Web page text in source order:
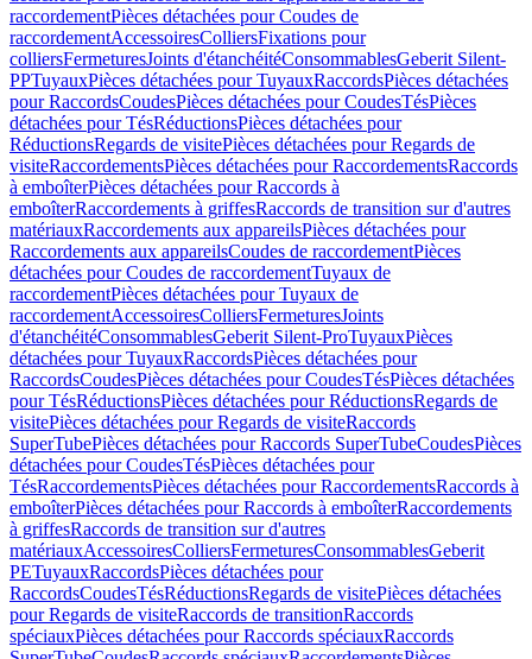
raccordementPièces détachées pour Coudes de
raccordementAccessoiresColliersFixations pour
colliersFermeturesJoints d'étanchéitéConsommablesGeberit Silent-
PPTuyauxPièces détachées pour TuyauxRaccordsPièces détachées
pour RaccordsCoudesPièces détachées pour CoudesTésPièces
détachées pour TésRéductionsPièces détachées pour
RéductionsRegards de visitePièces détachées pour Regards de
visiteRaccordementsPièces détachées pour RaccordementsRaccords
à emboîterPièces détachées pour Raccords à
emboîterRaccordements à griffesRaccords de transition sur d'autres
matériauxRaccordements aux appareilsPièces détachées pour
Raccordements aux appareilsCoudes de raccordementPièces
détachées pour Coudes de raccordementTuyaux de
raccordementPièces détachées pour Tuyaux de
raccordementAccessoiresColliersFermeturesJoints
d'étanchéitéConsommablesGeberit Silent-ProTuyauxPièces
détachées pour TuyauxRaccordsPièces détachées pour
RaccordsCoudesPièces détachées pour CoudesTésPièces détachées
pour TésRéductionsPièces détachées pour RéductionsRegards de
visitePièces détachées pour Regards de visiteRaccords
SuperTubePièces détachées pour Raccords SuperTubeCoudesPièces
détachées pour CoudesTésPièces détachées pour
TésRaccordementsPièces détachées pour RaccordementsRaccords à
emboîterPièces détachées pour Raccords à emboîterRaccordements
à griffesRaccords de transition sur d'autres
matériauxAccessoiresColliersFermeturesConsommablesGeberit
PETuyauxRaccordsPièces détachées pour
RaccordsCoudesTésRéductionsRegards de visitePièces détachées
pour Regards de visiteRaccords de transitionRaccords
spéciauxPièces détachées pour Raccords spéciauxRaccords